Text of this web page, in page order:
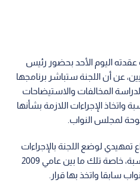
عقدته اليوم الأحد بحضور رئيس
عن أن اللجنة ستباشر برنامجها
المخالفات والاستيضاحات
واتخاذ الإجراءات اللازمة بشأنها
لمجلس النواب.
تمهيدي لوضع اللجنة بالإجراءات
المتخذة حول تقارير ديوان المحاسبة، خاصة تلك ما بين عامي 2009